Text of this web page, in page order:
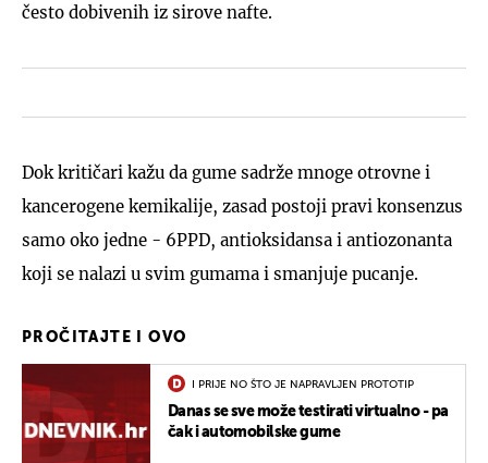
često dobivenih iz sirove nafte.
Dok kritičari kažu da gume sadrže mnoge otrovne i
kancerogene kemikalije, zasad postoji pravi konsenzus
samo oko jedne - 6PPD, antioksidansa i antiozonanta
koji se nalazi u svim gumama i smanjuje pucanje.
PROČITAJTE I OVO
I PRIJE NO ŠTO JE NAPRAVLJEN PROTOTIP
Danas se sve može testirati virtualno - pa
čak i automobilske gume